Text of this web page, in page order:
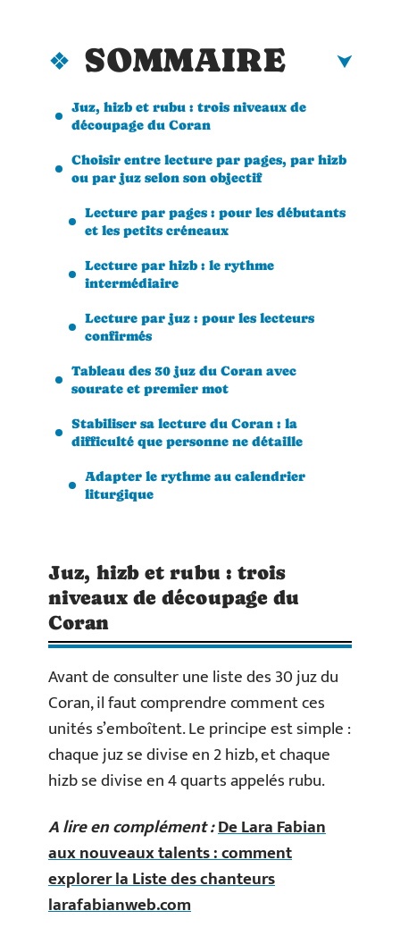
SOMMAIRE
Juz, hizb et rubu : trois niveaux de
découpage du Coran
Choisir entre lecture par pages, par hizb
ou par juz selon son objectif
Lecture par pages : pour les débutants
et les petits créneaux
Lecture par hizb : le rythme
intermédiaire
Lecture par juz : pour les lecteurs
confirmés
Tableau des 30 juz du Coran avec
sourate et premier mot
Stabiliser sa lecture du Coran : la
difficulté que personne ne détaille
Adapter le rythme au calendrier
liturgique
Juz, hizb et rubu : trois
niveaux de découpage du
Coran
Avant de consulter une liste des 30 juz du
Coran, il faut comprendre comment ces
unités s’emboîtent. Le principe est simple :
chaque juz se divise en 2 hizb, et chaque
hizb se divise en 4 quarts appelés rubu.
A lire en complément :De Lara Fabian
aux nouveaux talents : comment
explorer la Liste des chanteurs
larafabianweb.com